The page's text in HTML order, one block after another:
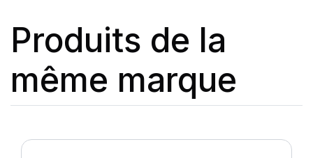
Produits de la
même marque